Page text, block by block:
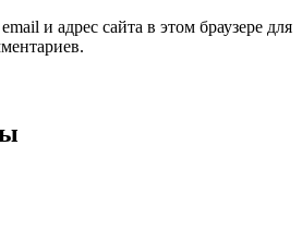
и адрес сайта в этом браузере для